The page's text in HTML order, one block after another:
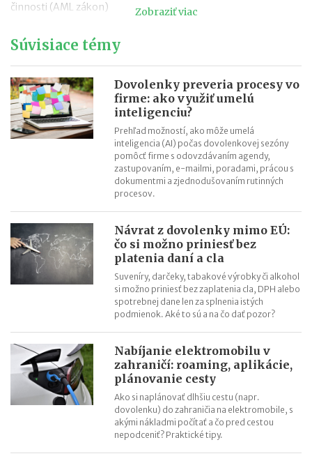
činnosti (AML zákon)
Sviatok sv. Cyrila a Metoda 2026 už bez zatvorených obchodov
Nabíjanie elektromobilu v zahraničí: roaming, aplikácie,
plánovanie cesty
ChatGPT, Gemini a ďalšie AI nástroje: daňové povinnosti pri
predplatnom
Zvýšenie pokút za priestupky od 15.7.2026
Zobraziť viac
Súvisiace témy
Dovolenky preveria procesy vo
firme: ako využiť umelú
inteligenciu?
Prehľad možností, ako môže umelá
inteligencia (AI) počas dovolenkovej sezóny
pomôcť firme s odovzdávaním agendy,
zastupovaním, e-mailmi, poradami, prácou s
dokumentmi a zjednodušovaním rutinných
procesov.
Návrat z dovolenky mimo EÚ:
čo si možno priniesť bez
platenia daní a cla
Suveníry, darčeky, tabakové výrobky či alkohol
si možno priniesť bez zaplatenia cla, DPH alebo
spotrebnej dane len za splnenia istých
podmienok. Aké to sú a na čo dať pozor?
Nabíjanie elektromobilu v
zahraničí: roaming, aplikácie,
plánovanie cesty
Ako si naplánovať dlhšiu cestu (napr.
dovolenku) do zahraničia na elektromobile, s
akými nákladmi počítať a čo pred cestou
nepodceniť? Praktické tipy.